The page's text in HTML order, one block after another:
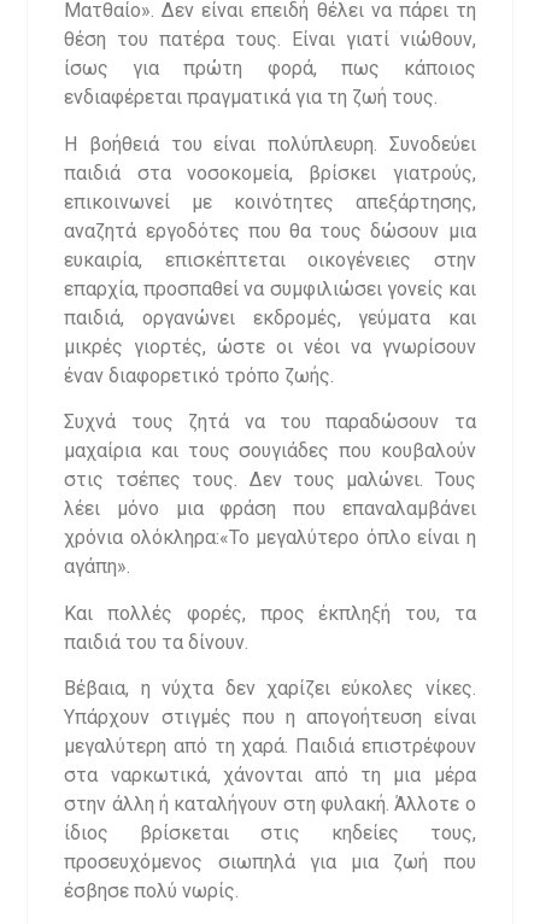
Ματθαίο». Δεν είναι επειδή θέλει να πάρει τη
θέση του πατέρα τους. Είναι γιατί νιώθουν,
ίσως για πρώτη φορά, πως κάποιος
ενδιαφέρεται πραγματικά για τη ζωή τους.
Η βοήθειά του είναι πολύπλευρη. Συνοδεύει
παιδιά στα νοσοκομεία, βρίσκει γιατρούς,
επικοινωνεί με κοινότητες απεξάρτησης,
αναζητά εργοδότες που θα τους δώσουν μια
ευκαιρία, επισκέπτεται οικογένειες στην
επαρχία, προσπαθεί να συμφιλιώσει γονείς και
παιδιά, οργανώνει εκδρομές, γεύματα και
μικρές γιορτές, ώστε οι νέοι να γνωρίσουν
έναν διαφορετικό τρόπο ζωής.
Συχνά τους ζητά να του παραδώσουν τα
μαχαίρια και τους σουγιάδες που κουβαλούν
στις τσέπες τους. Δεν τους μαλώνει. Τους
λέει μόνο μια φράση που επαναλαμβάνει
χρόνια ολόκληρα:«Το μεγαλύτερο όπλο είναι η
αγάπη».
Και πολλές φορές, προς έκπληξή του, τα
παιδιά του τα δίνουν.
Βέβαια, η νύχτα δεν χαρίζει εύκολες νίκες.
Υπάρχουν στιγμές που η απογοήτευση είναι
μεγαλύτερη από τη χαρά. Παιδιά επιστρέφουν
στα ναρκωτικά, χάνονται από τη μια μέρα
στην άλλη ή καταλήγουν στη φυλακή. Άλλοτε ο
ίδιος βρίσκεται στις κηδείες τους,
προσευχόμενος σιωπηλά για μια ζωή που
έσβησε πολύ νωρίς.